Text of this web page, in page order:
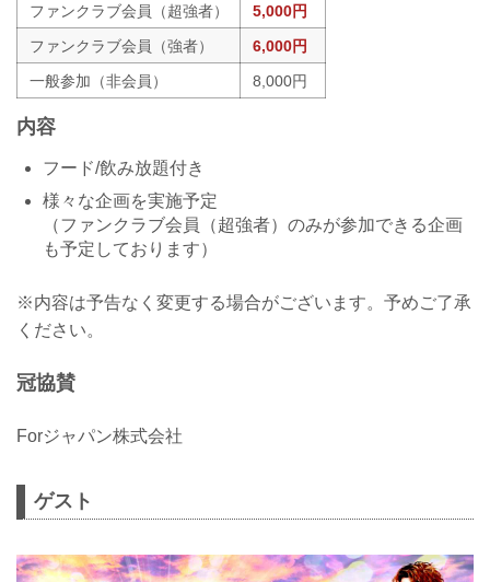
ファンクラブ会員（超強者）
5,000円
ファンクラブ会員（強者）
6,000円
一般参加（非会員）
8,000円
内容
フード/飲み放題付き
様々な企画を実施予定
（ファンクラブ会員（超強者）のみが参加できる企画
も予定しております）
※内容は予告なく変更する場合がございます。予めご了承
ください。
冠協賛
Forジャパン株式会社
ゲスト